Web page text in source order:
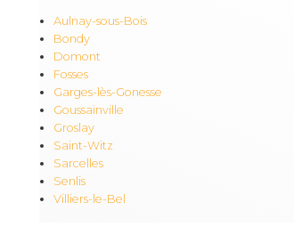
Aulnay-sous-Bois
Bondy
Domont
Fosses
Garges-lès-Gonesse
Goussainville
Groslay
Saint-Witz
Sarcelles
Senlis
Villiers-le-Bel